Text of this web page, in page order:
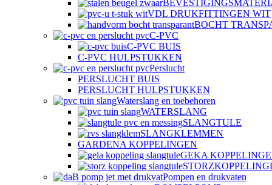
VDL DRUKFITTINGEN WIT
BOCHT
C-PVC
C-PVC BUIS
C-PVC HULPSTUKKEN
Perslucht
PERSLUCHT BUIS
PERSLUCHT HULPSTUKKEN
Waterslang en toebehoren
WATERSLANG
SLANGTULE
SLANGKLEMMEN
GARDENA KOPPELINGEN
GEKA
Pompen en drukvaten